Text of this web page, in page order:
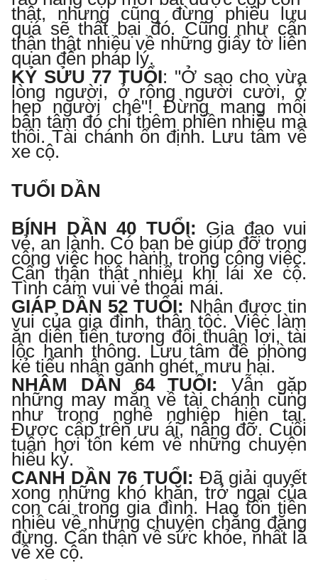
thật, nhưng cũng đừng phiêu lưu
quá sẽ thất bại đó. Cũng như cẩn
thận thật nhiều về những giấy tờ liên
quan đến pháp lý.
KỶ SỬU 77 TUỔI: "Ở sao cho vừa
lòng người, ở rộng người cười, ở
hẹp người chê"! Đừng mang mối
bận tâm đó chỉ thêm phiền nhiễu mà
thôi. Tài chánh ổn định. Lưu tâm về
xe cộ.
TUỔI DẦN
BÍNH DẦN 40 TUỔI: Gia đạo vui
vẻ, an lành. Có bạn bè giúp đỡ trong
công việc học hành, trong công việc.
Cẩn thận thật nhiều khi lái xe cộ.
Tình cảm vui vẻ thoải mái.
GIÁP DẦN 52 TUỔI: Nhận được tin
vui của gia đình, thân tộc. Việc làm
ăn diễn tiến tương đối thuận lợi, tài
lộc hanh thông. Lưu tâm đề phòng
kẻ tiểu nhân ganh ghét, mưu hại.
NHÂM DẦN 64 TUỔI: Vẫn gặp
những may mắn về tài chánh cũng
như trong nghề nghiệp hiện tại.
Được cấp trên ưu ái, nâng đỡ. Cuối
tuần hơi tốn kém về những chuyện
hiếu kỷ.
CANH DẦN 76 TUỔI: Đã giải quyết
xong những khó khăn, trở ngại của
con cái trong gia đình. Hao tốn tiền
nhiều về những chuyện chẳng đặng
đừng. Cẩn thận về sức khỏe, nhất là
về xe cộ.